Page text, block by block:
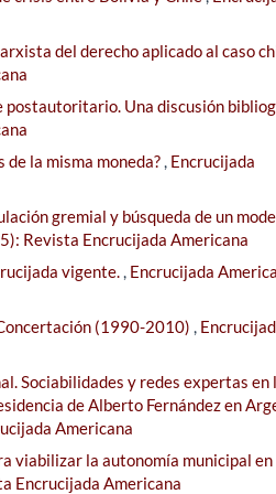
del derecho aplicado al caso
postautoritario. Una discusión
de la misma moneda?, Encrucijada
gremial y búsqueda de un
Revista Encrucijada Americana
vigente., Encrucijada
(1990-2010) ,
Sociabilidades y redes expertas en
de Alberto Fernández en
Americana
viabilizar la autonomía municipal en
Encrucijada Americana